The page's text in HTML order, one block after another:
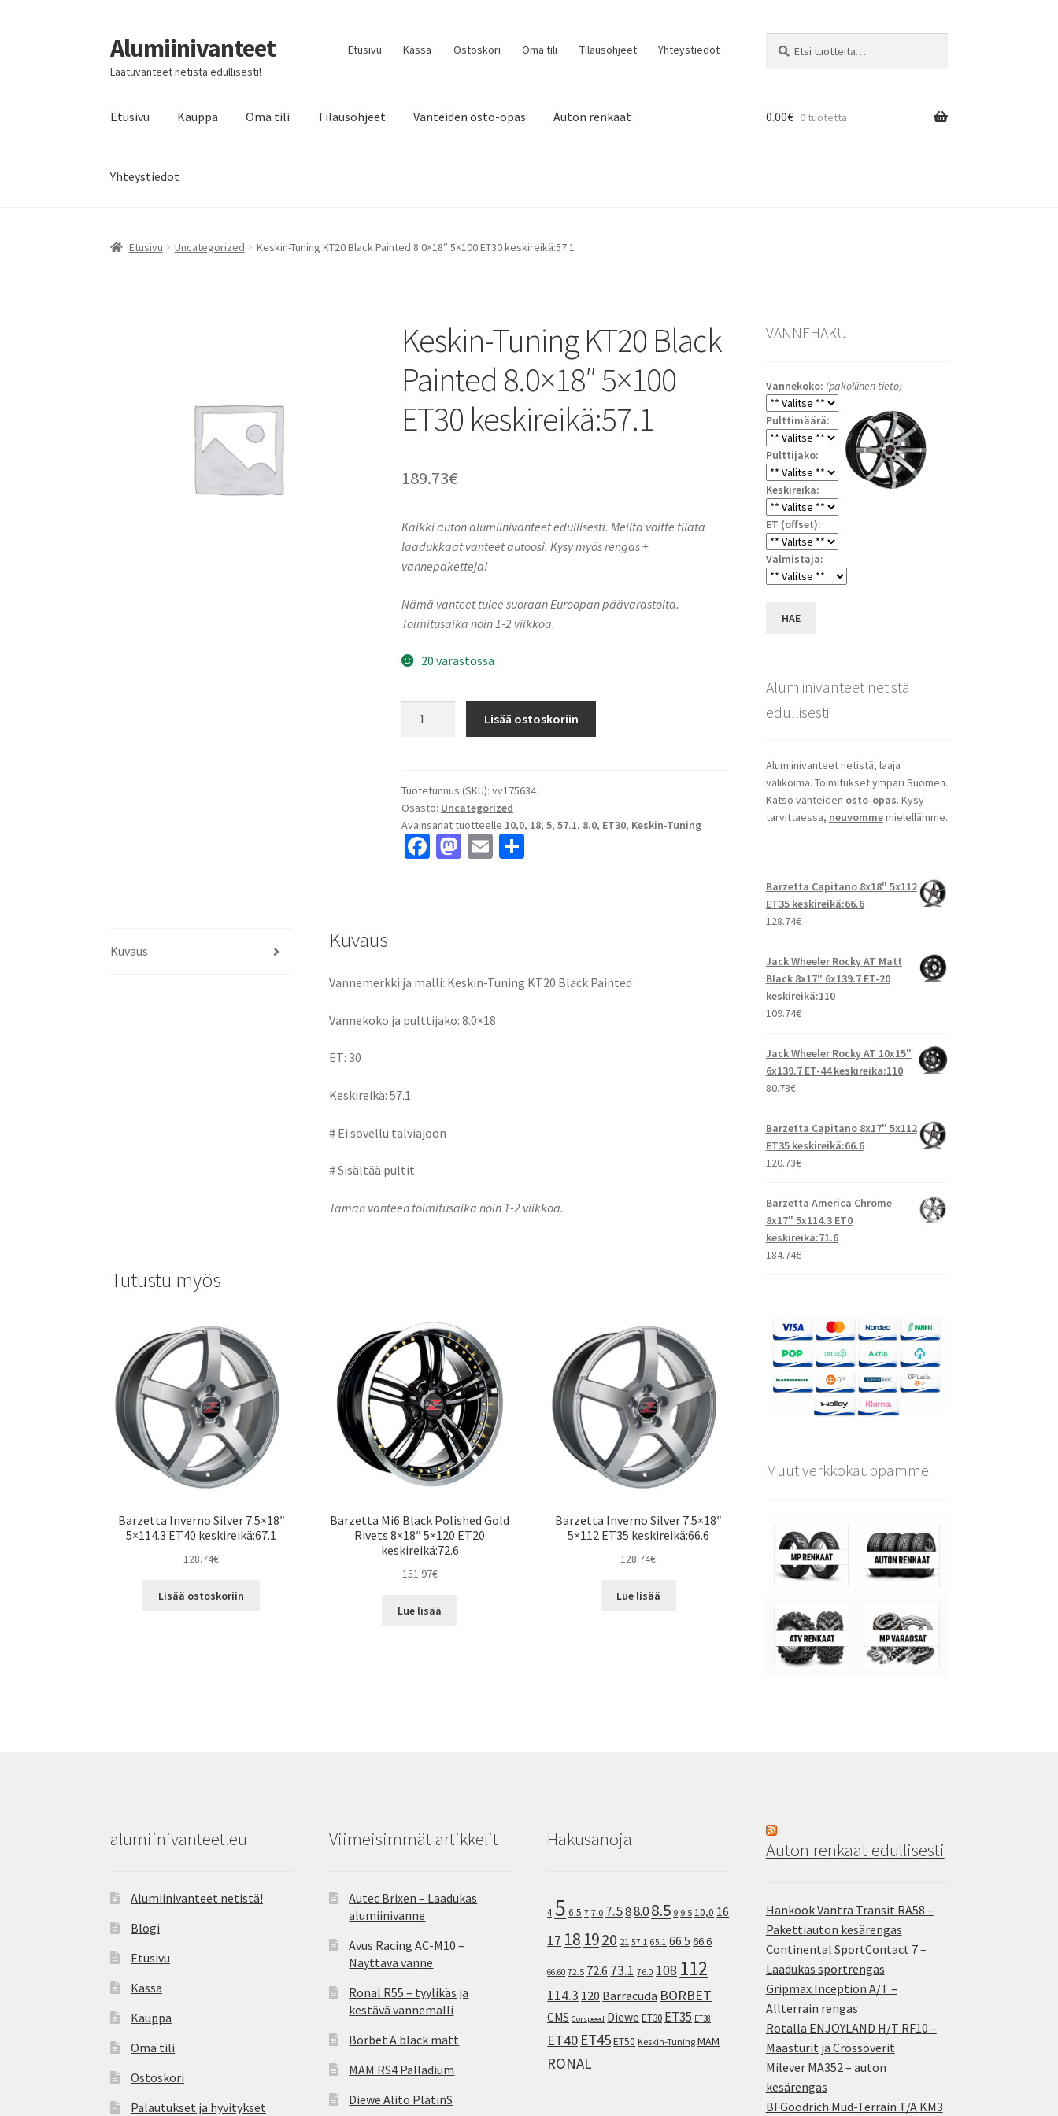
Siirry
navigointiin
Siirry
sisältöön
Alumiinivanteet
Laatuvanteet netistä edullisesti!
Etusivu Kassa Ostoskori Oma tili Tilausohjeet Yhteystiedot
Etusivu Kauppa Oma tili Tilausohjeet Vanteiden osto-opas Auton renkaat
Yhteystiedot
0.00€ 0 tuotetta
Etusivu Uncategorized Keskin-Tuning KT20 Black Painted 8.0×18″ 5×100 ET30 keskireikä:57.1
Keskin-Tuning KT20 Black
Painted 8.0×18″ 5×100
ET30 keskireikä:57.1
189.73€
Kaikki auton alumiinivanteet edullisesti. Meiltä voitte tilata
laadukkaat vanteet autoosi. Kysy myös rengas +
vannepaketteja!
Nämä vanteet tulee suoraan Euroopan päävarastolta.
Toimitusaika noin 1-2 viikkoa.
20 varastossa
Painted
8.0x18"
5x100
ET30
Lisää ostoskoriin
Tuotetunnus (SKU):vv175634
Osasto: Uncategorized
Avainsanat tuotteelle 10,0, 18,5,57.1, 8.0, ET30, Keskin-Tuning
Fa
k
M
n
E
Kuvaus Kuvaus
Vannemerkki ja malli: Keskin-Tuning KT20 Black Painted
Vannekoko ja pulttijako: 8.0×18
ET: 30
Keskireikä: 57.1
# Ei sovellu talviajoon
# Sisältää pultit
Tämän vanteen toimitusaika noin 1-2 viikkoa.
Tutustu myös
Barzetta Inverno Silver 7.5×18″
5×114.3 ET40 keskireikä:67.1
128.74€
Lisää ostoskoriin
Barzetta Mi6 Black Polished Gold
Rivets 8×18″ 5×120 ET20
keskireikä:72.6
151.97€
Lue lisää
Barzetta Inverno Silver 7.5×18″
5×112 ET35 keskireikä:66.6
128.74€
Lue lisää
VANNEHAKU
Vannekoko: (pakollinen tieto)
Pulttimäärä:
Pulttijako:
Keskireikä:
ET (offset):
Valmistaja:
HAE
Alumiinivanteet netistä
edullisesti
Alumiinivanteet netistä, laaja
valikoima. Toimitukset ympäri Suomen.
Katso vanteiden osto-opas. Kysy
tarvittaessa, neuvommemielellämme.
Barzetta Capitano 8x18" 5x112
ET35 keskireikä:66.6
128.74€
Jack Wheeler Rocky AT Matt
Black 8x17" 6x139.7 ET-20
keskireikä:110
109.74€
Jack Wheeler Rocky AT 10x15"
6x139.7 ET-44 keskireikä:110
80.73€
Barzetta Capitano 8x17" 5x112
ET35 keskireikä:66.6
120.73€
Barzetta America Chrome
8x17" 5x114.3 ET0
keskireikä:71.6
184.74€
Muut verkkokauppamme
alumiinivanteet.eu
Alumiinivanteet netistä!
Blogi
Etusivu
Kassa
Kauppa
Oma tili
Ostoskori
Palautukset ja hyvitykset
Viimeisimmät artikkelit
Autec Brixen – Laadukas
alumiinivanne
Avus Racing AC-M10 –
Näyttävä vanne
Ronal R55 – tyylikäs ja
kestävä vannemalli
Borbet A black matt
MAM RS4 Palladium
Diewe Alito PlatinS
Hakusanoja
4 5 6.5 7 7.0 7.588.08.5 9 9.5 10,0 16
17 18 1920 21 57.1 65.1 66.5 66.6
66.60 72.5 72.6 73.1 76.0 108 112
114.3 120 Barracuda BORBET
CMS Corspeed Diewe ET30 ET35 ET38
ET40 ET45ET50 Keskin-Tuning MAM
RONAL
Auton renkaat edullisesti
Hankook Vantra Transit RA58 –
Pakettiauton kesärengas
Continental SportContact 7 –
Laadukas sportrengas
Gripmax Inception A/T –
Allterrain rengas
Rotalla ENJOYLAND H/T RF10 –
Maasturit ja Crossoverit
Milever MA352 – auton
kesärengas
BFGoodrich Mud-Terrain T/A KM3